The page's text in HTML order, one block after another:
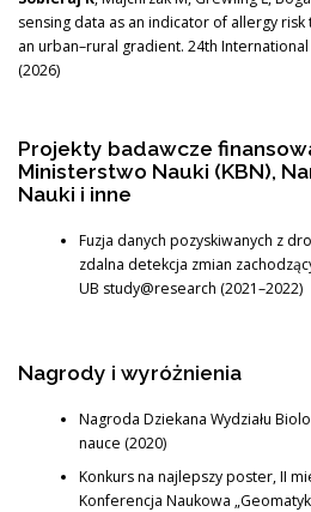
sensing data as an indicator of allergy risk
an urban–rural gradient. 24th
(2026)
Projekty badawcze
Ministerstwo Nauki (KBN),
Nauki i inne
Fuzja danych pozyskiwanych z
zdalna detekcja zmian
UB study@research (2021–2022)
Nagrody i wyróżnienia
Nagroda Dziekana Wydziału
nauce (2020)
Konkurs na najlepszy poster, II
Konferencja Naukowa